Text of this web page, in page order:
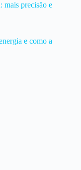
precisão e
e como a